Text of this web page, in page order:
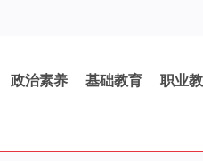
政治素养 基础教育 职业